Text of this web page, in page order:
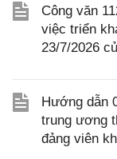
Công văn
việc triển
23/7/2026
Hướng dẫn
trung ương
đảng viên